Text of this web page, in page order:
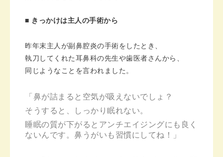
■ きっかけは主人の手術から
昨年末主人が副鼻腔炎の手術をしたとき、
執刀してくれた耳鼻科の先生や歯医者さんから、
同じようなことを言われました。
「鼻が詰まると空気が吸えないでしょ？
そうすると、しっかり眠れない。
睡眠の質が下がるとアンチエイジングにも良く
ないんです。鼻うがいも習慣にしてね！」